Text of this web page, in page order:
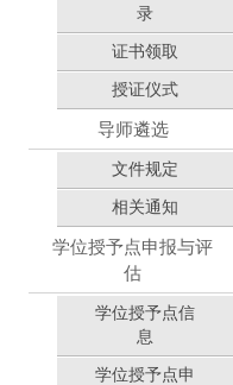
录
证书领取
授证仪式
导师遴选
文件规定
相关通知
学位授予点申报与评
估
学位授予点信
息
学位授予点申